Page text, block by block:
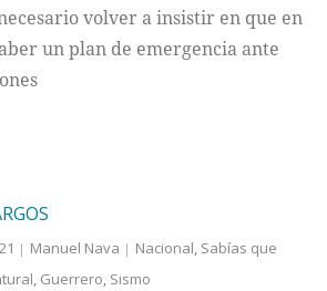
volver a insistir en que en
un plan de emergencia ante
Manuel Nava Nacional, Sabías que
, Guerrero, Sismo